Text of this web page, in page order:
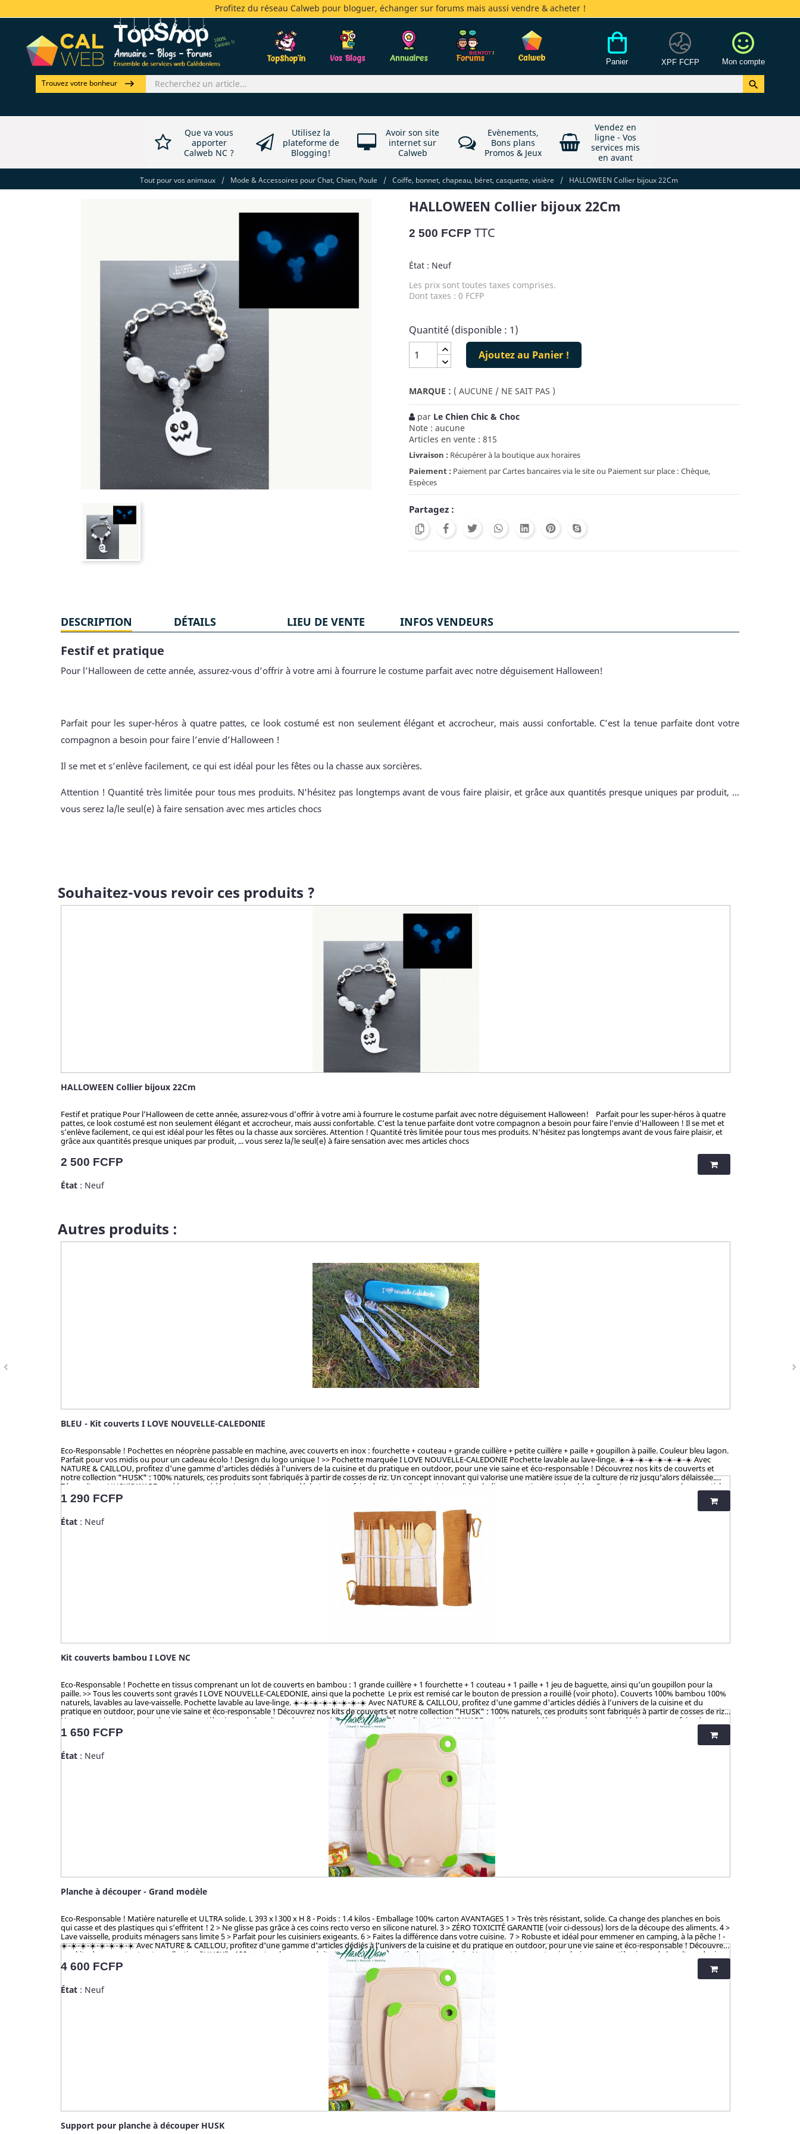
Profitez du réseau Calweb pour bloguer, échanger sur forums mais aussi vendre & acheter !
Panier XPF FCFP Mon compte
Trouvez votre bonheur 
Que va vous
apporter
Calweb NC ?
Utilisez la
plateforme de
Blogging!
Avoir son site
internet sur
Calweb
Evènements,
Bons plans
Promos & Jeux
Vendez en
ligne - Vos
services mis
en avant
Tout pour vos animaux / Mode & Accessoires pour Chat, Chien, Poule / Coiffe, bonnet, chapeau, béret, casquette, visière / HALLOWEEN Collier bijoux 22Cm
navigate_before navigate_next
HALLOWEEN Collier bijoux 22Cm
2 500 FCFP TTC
État : Neuf
Les prix sont toutes taxes comprises.
Dont taxes : 0 FCFP
Quantité (disponible : 1)
Ajoutez au Panier !
MARQUE : ( AUCUNE / NE SAIT PAS )
par Le Chien Chic & Choc
Note : aucune
Articles en vente : 815
Livraison : Récupérer à la boutique aux horaires
Paiement : Paiement par Cartes bancaires via le site ou Paiement sur place : Chèque,
Espèces
Partagez :
DESCRIPTION DÉTAILS LIEU DE VENTE INFOS VENDEURS
Festif et pratique
Pour l’Halloween de cette année, assurez-vous d’offrir à votre ami à fourrure le costume parfait avec notre déguisement Halloween!
Parfait pour les super-héros à quatre pattes, ce look costumé est non seulement élégant et accrocheur, mais aussi confortable. C’est la tenue parfaite dont votre
compagnon a besoin pour faire l’envie d’Halloween !
Il se met et s’enlève facilement, ce qui est idéal pour les fêtes ou la chasse aux sorcières.
Attention ! Quantité très limitée pour tous mes produits. N'hésitez pas longtemps avant de vous faire plaisir, et grâce aux quantités presque uniques par produit, ...
vous serez la/le seul(e) à faire sensation avec mes articles chocs
Souhaitez-vous revoir ces produits ?
HALLOWEEN Collier bijoux 22Cm
Festif et pratique Pour l’Halloween de cette année, assurez-vous d’offrir à votre ami à fourrure le costume parfait avec notre déguisement Halloween! Parfait pour les super-héros à quatre
pattes, ce look costumé est non seulement élégant et accrocheur, mais aussi confortable. C’est la tenue parfaite dont votre compagnon a besoin pour faire l’envie d’Halloween ! Il se met et
s’enlève facilement, ce qui est idéal pour les fêtes ou la chasse aux sorcières. Attention ! Quantité très limitée pour tous mes produits. N'hésitez pas longtemps avant de vous faire plaisir, et
grâce aux quantités presque uniques par produit, ... vous serez la/le seul(e) à faire sensation avec mes articles chocs
Prix
2 500 FCFP
État : Neuf
Autres produits :
BLEU - Kit couverts I LOVE NOUVELLE-CALEDONIE
Eco-Responsable ! Pochettes en néoprène passable en machine, avec couverts en inox : fourchette + couteau + grande cuillère + petite cuillère + paille + goupillon à paille. Couleur bleu lagon.
Parfait pour vos midis ou pour un cadeau écolo ! Design du logo unique ! >> Pochette marquée I LOVE NOUVELLE-CALEDONIE Pochette lavable au lave-linge. ☀️-☀️-☀️-☀️-☀️-☀️-☀️-☀️ Avec
NATURE & CAILLOU, profitez d'une gamme d'articles dédiés à l’univers de la cuisine et du pratique en outdoor, pour une vie saine et éco-responsable ! Découvrez nos kits de couverts et
notre collection "HUSK" : 100% naturels, ces produits sont fabriqués à partir de cosses de riz. Un concept innovant qui valorise une matière issue de la culture de riz jusqu’alors délaissée.
Zéro culture, HUSK’S WARE a créé un procédé unique valorisant ce déchet pour en faire des ustencils de cuisine solides, ludiques, pratiques et durables. Contrairement aux nombreux articles
en bambou qui contiennent du mélaminé pour la coloration et le vernis, ces articles en cosse de riz sont 100% naturels, vertueux, totalement sains et 100% biodégradables. Breveté : procédé
analysé et certifié par la TUV (Allemagne), SGS (Suisse), BOKEN (Japon), CTI (Chine), FDA (USA) pour ses hauts standards en eco-friendliness et non-toxicité.
Prix
1 290 FCFP
État : Neuf
Kit couverts bambou I LOVE NC
Eco-Responsable ! Pochette en tissus comprenant un lot de couverts en bambou : 1 grande cuillère + 1 fourchette + 1 couteau + 1 paille + 1 jeu de baguette, ainsi qu'un goupillon pour la
paille. >> Tous les couverts sont gravés I LOVE NOUVELLE-CALEDONIE, ainsi que la pochette Le prix est remisé car le bouton de pression a rouillé (voir photo). Couverts 100% bambou 100%
naturels, lavables au lave-vaisselle. Pochette lavable au lave-linge. ☀️-☀️-☀️-☀️-☀️-☀️-☀️-☀️ Avec NATURE & CAILLOU, profitez d'une gamme d'articles dédiés à l’univers de la cuisine et du
pratique en outdoor, pour une vie saine et éco-responsable ! Découvrez nos kits de couverts et notre collection "HUSK" : 100% naturels, ces produits sont fabriqués à partir de cosses de riz.
Un concept innovant qui valorise une matière issue de la culture de riz jusqu’alors délaissée. Zéro culture, HUSK’S WARE a créé un procédé unique valorisant ce déchet pour en faire des
ustencils de cuisine solides, ludiques, pratiques et durables. Contrairement aux nombreux articles en bambou qui contiennent du mélaminé pour la coloration et le vernis, ces articles en
cosse de riz sont 100% naturels, vertueux, totalement sains et 100% biodégradables. Breveté : procédé analysé et certifié par la TUV (Allemagne), SGS (Suisse), BOKEN (Japon), CTI (Chine),
Prix
1 650 FCFP
État : Neuf
Planche à découper - Grand modèle
Eco-Responsable ! Matière naturelle et ULTRA solide. L 393 x l 300 x H 8 - Poids : 1.4 kilos - Emballage 100% carton AVANTAGES 1 > Très très résistant, solide. Ca change des planches en bois
qui casse et des plastiques qui s’effritent ! 2 > Ne glisse pas grâce à ces coins recto verso en silicone naturel. 3 > ZÉRO TOXICITÉ GARANTIE (voir ci-dessous) lors de la découpe des aliments. 4 >
Lave vaisselle, produits ménagers sans limite 5 > Parfait pour les cuisiniers exigeants. 6 > Faites la différence dans votre cuisine. 7 > Robuste et idéal pour emmener en camping, à la pêche ! -
☀️-☀️-☀️-☀️-☀️-☀️-☀️-☀️ Avec NATURE & CAILLOU, profitez d'une gamme d'articles dédiés à l’univers de la cuisine et du pratique en outdoor, pour une vie saine et éco-responsable ! Découvrez
nos kits de couverts et notre collection "HUSK" : 100% naturels, ces produits sont fabriqués à partir de cosses de riz. Un concept innovant qui valorise une matière issue de la culture de riz
jusqu’alors délaissée. Zéro culture, HUSK’S WARE a créé un procédé unique valorisant ce déchet pour en faire des ustencils de cuisine solides, ludiques, pratiques et durables. Contrairement
aux nombreux articles en bambou qui contiennent du mélaminé pour la coloration et le vernis, ces articles en cosse de riz sont 100% naturels, vertueux, totalement sains et 100%
biodégradables. Breveté : procédé analysé et certifié par la TUV (Allemagne), SGS (Suisse), BOKEN (Japon), CTI (Chine), FDA (USA) pour ses hauts standards en eco-friendliness et non-
toxicité.
Prix
4 600 FCFP
État : Neuf
Support pour planche à découper HUSK